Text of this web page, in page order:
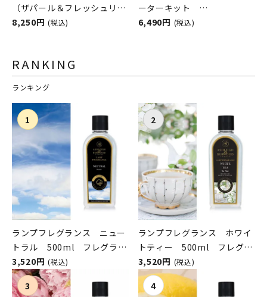
（ザパール＆フレッシュリネ
ン）
8,250円 (税込)
ーターキット
ASHLEIGH&BURWOOD（ア
6,490円 (税込)
RANKING
ランキング
ランプフレグランス ニュー
トラル 500ml フレグラン
スランプ用オイル
ASHLEIGH&BURWOOD（ア
シュレイアンドバーウッド）
3,520円 (税込)
ランプフレグランス ホワイ
トティー 500ml フレグラ
ンスランプ用オイル
ASHLEIGH&BURWOOD（ア
シュレイアンドバーウッド）
3,520円 (税込)